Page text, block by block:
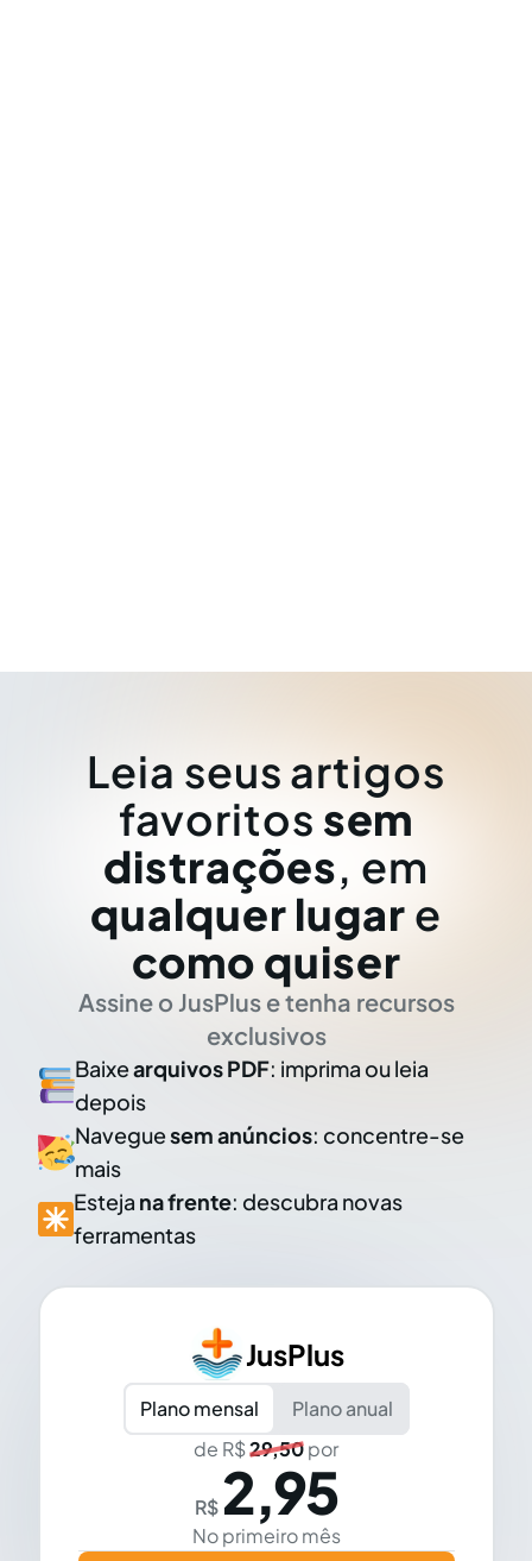
Leia seus artigos
favoritos sem
distrações, em
qualquer lugar e
como quiser
Assine o JusPlus e tenha recursos
exclusivos
Baixearquivos PDF: imprima ou leia
depois
Naveguesem anúncios: concentre-se
mais
Esteja na frente: descubra novas
ferramentas
JusPlus
Plano mensal
Plano anual
de R$29,50por
R$ 2,95
No primeiro mês